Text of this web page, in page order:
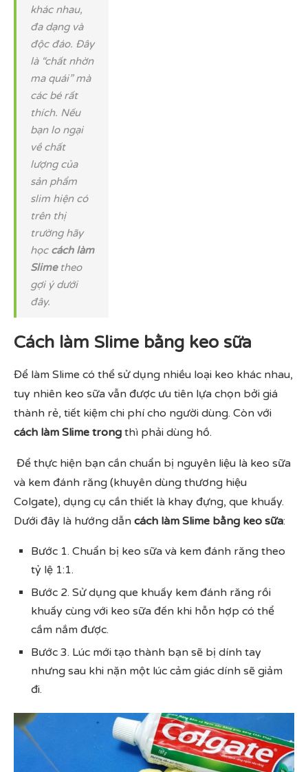
khác nhau,
đa dạng và
độc đáo. Đây
là “chất nhờn
ma quái” mà
các bé rất
thích. Nếu
bạn lo ngại
về chất
lượng của
sản phẩm
slim hiện có
trên thị
trường hãy
họccách làm
Slimetheo
gợi ý dưới
đây.
Cách làm Slime bằng keo sữa
Để làm Slime có thể sử dụng nhiều loại keo khác nhau,
tuy nhiên keo sữa vẫn được ưu tiên lựa chọn bởi giá
thành rẻ, tiết kiệm chi phí cho người dùng. Còn với
cách làm Slime trong thì phải dùng hồ.
Để thực hiện bạn cần chuẩn bị nguyên liệu là keo sữa
và kem đánh răng (khuyên dùng thương hiệu
Colgate), dụng cụ cần thiết là khay đựng, que khuấy.
Dưới đây là hướng dẫn cách làm Slime bằng keo sữa:
Bước 1. Chuẩn bị keo sữa và kem đánh răng theo
tỷ lệ 1:1.
Bước 2. Sử dụng que khuấy kem đánh răng rồi
khuấy cùng với keo sữa đến khi hỗn hợp có thể
cầm nắm được.
Bước 3. Lúc mới tạo thành bạn sẽ bị dính tay
nhưng sau khi nặn một lúc cảm giác dính sẽ giảm
đi.